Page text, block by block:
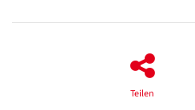
Teilen
Datenschutzerklärung